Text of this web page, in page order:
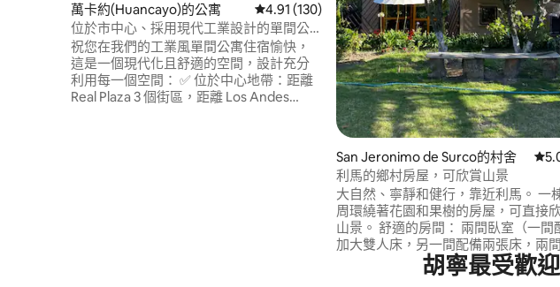
萬卡約(Huancayo)的公寓 從 130 則評價中獲得 4.91 的平均評分（滿分 5 分）
4.91 (130)
位於市中心、採用現代工業設計的單間公
寓
祝您在我們的工業風單間公寓住宿愉快，
這是一個現代化且舒適的空間，設計充分
利用每一個空間： ✅ 位於中心地帶：距離
Real Plaza 3 個街區，距離 Los Andes
San Jeronimo de Surco的村舍 從
利馬的鄉村房屋，可欣賞山景
大自然、寧靜和健行，靠近利馬。 一
周環繞著花園和果樹的房屋，可直接
山景。 舒適的房間： 兩間臥室（一間配備
加大雙人床，另一間配備兩張床，兩
室均配備電視）。 設備齊全的廚房，還有
一個傳統的木柴烤箱，非常適合烤披
胡寧最受歡